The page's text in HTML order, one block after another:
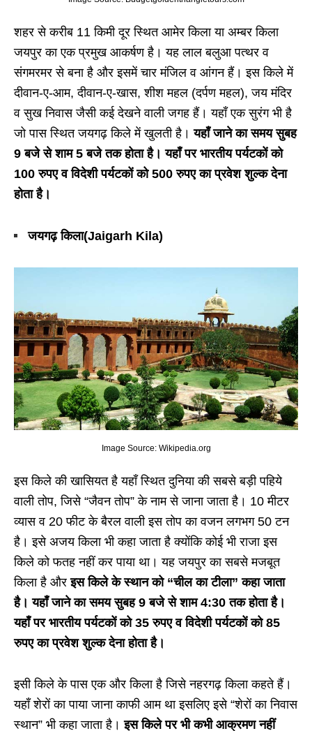
शहर से करीब 11 किमी दूर स्थित आमेर किला या अम्बर किला
जयपुर का एक प्रमुख आकर्षण है। यह लाल बलुआ पत्थर व
संगमरमर से बना है और इसमें चार मंजिल व आंगन हैं। इस किले में
दीवान-ए-आम, दीवान-ए-खास, शीश महल (दर्पण महल), जय मंदिर
व सुख निवास जैसी कई देखने वाली जगह हैं। यहाँ एक सुरंग भी है
जो पास स्थित जयगढ़ किले में खुलती है।यहाँ जाने का समय सुबह
9 बजे से शाम 5 बजे तक होता है। यहाँ पर भारतीय पर्यटकों को
100 रुपए व विदेशी पर्यटकों को 500 रुपए का प्रवेश शुल्क देना
होता है।
जयगढ़ किला(Jaigarh Kila)
Image Source: Wikipedia.org
इस किले की खासियत है यहाँ स्थित दुनिया की सबसे बड़ी पहिये
वाली तोप, जिसे “जैवन तोप” के नाम से जाना जाता है। 10 मीटर
व्यास व 20 फीट के बैरल वाली इस तोप का वजन लगभग 50 टन
है। इसे अजय किला भी कहा जाता है क्योंकि कोई भी राजा इस
किले को फतह नहीं कर पाया था। यह जयपुर का सबसे मजबूत
किला है औरइस किले के स्थान को “चील का टीला” कहा जाता
है। यहाँ जाने का समय सुबह 9 बजे से शाम 4:30 तक होता है।
यहाँ पर भारतीय पर्यटकों को 35 रुपए व विदेशी पर्यटकों को 85
रुपए का प्रवेश शुल्क देना होता है।
इसी किले के पास एक और किला है जिसे नहरगढ़ किला कहते हैं।
यहाँ शेरों का पाया जाना काफी आम था इसलिए इसे “शेरों का निवास
स्थान” भी कहा जाता है।इस किले पर भी कभी आक्रमण नहीं